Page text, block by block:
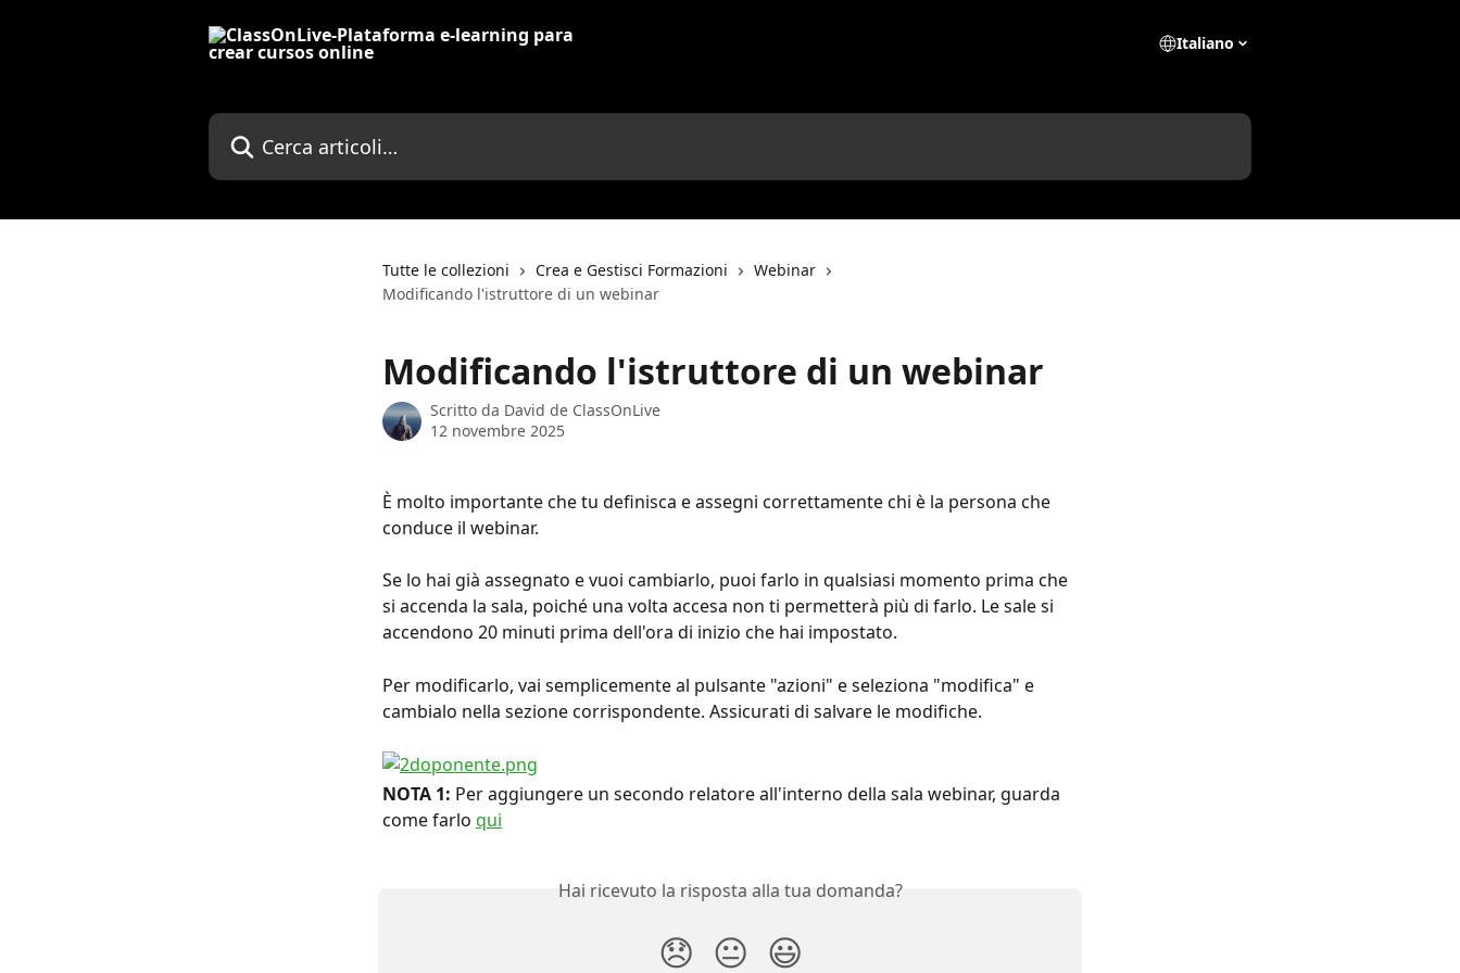
Italiano
Cerca articoli…
Tutte le collezioni Crea e Gestisci Formazioni
Webinar
Modificando l'istruttore di un webinar
Modificando l'istruttore di un webinar
Scritto da David de ClassOnLive
12 novembre 2025
È molto importante che tu definisca e assegni correttamente chi è la persona che
conduce il webinar.
Se lo hai già assegnato e vuoi cambiarlo, puoi farlo in qualsiasi momento prima che
si accenda la sala, poiché una volta accesa non ti permetterà più di farlo. Le sale si
accendono 20 minuti prima dell'ora di inizio che hai impostato.
Per modificarlo, vai semplicemente al pulsante "azioni" e seleziona "modifica" e
cambialo nella sezione corrispondente. Assicurati di salvare le modifiche.
NOTA 1: Per aggiungere un secondo relatore all'interno della sala webinar, guarda
come farlo qui
Hai ricevuto la risposta alla tua domanda?
😞 😐 😃